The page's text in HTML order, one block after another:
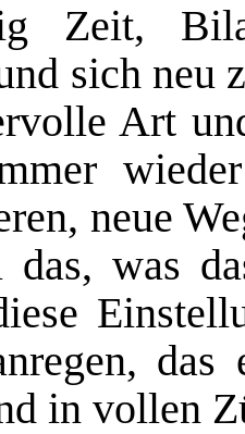
Zeit,
sich neu
Art
neue
was
in vollen